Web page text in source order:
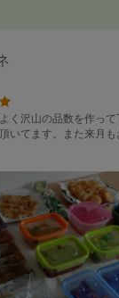
く沢山の品数を作って
いてます。また来月も